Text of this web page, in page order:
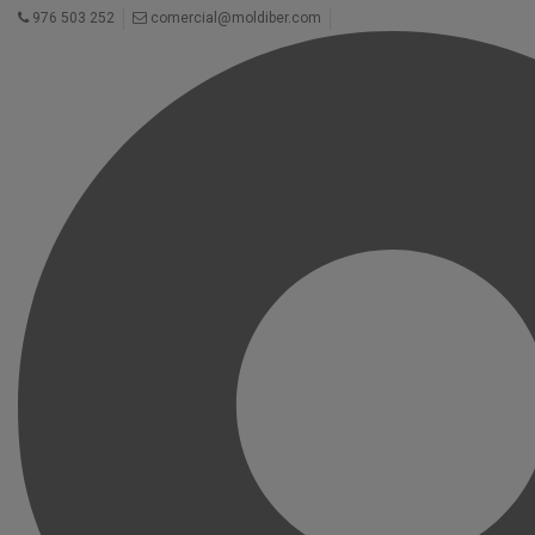
976 503 252 comercial@moldiber.com